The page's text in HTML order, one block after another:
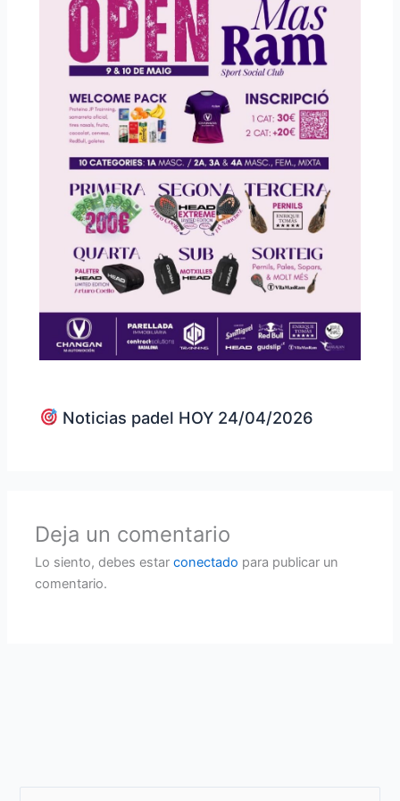
Noticias padel HOY 24/04/2026
Deja un comentario
Lo siento, debes estarconectado para publicar un
comentario.